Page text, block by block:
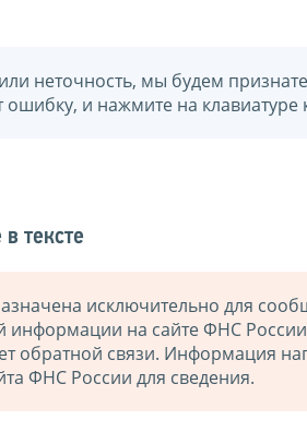
неточность, мы будем
и нажмите на
тексте
исключительно для
информации на сайте ФНС
обратной связи. Информация
ФНС России для сведения.